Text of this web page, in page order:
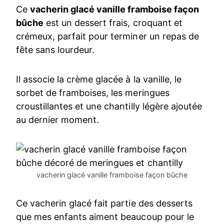
Cevacherin glacé vanille framboise façon
bûche est un dessert frais, croquant et
crémeux, parfait pour terminer un repas de
fête sans lourdeur.
Il associe la crème glacée à la vanille, le
sorbet de framboises, les meringues
croustillantes et une chantilly légère ajoutée
au dernier moment.
vacherin glacé vanille framboise façon bûche
Ce vacherin glacé fait partie des desserts
que mes enfants aiment beaucoup pour le